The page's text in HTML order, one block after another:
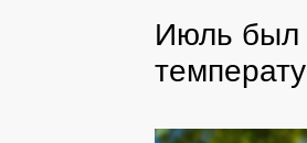
Июль был